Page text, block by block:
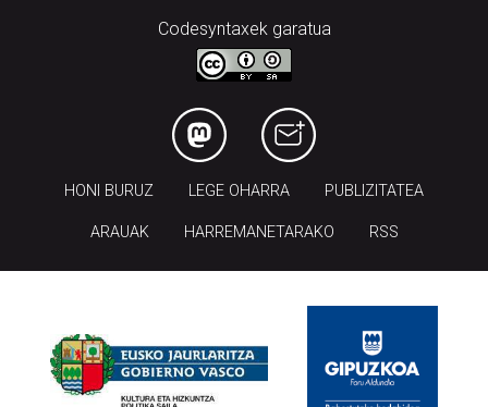
Codesyntaxek garatua
HONI BURUZ LEGE OHARRA PUBLIZITATEA
ARAUAK HARREMANETARAKO RSS